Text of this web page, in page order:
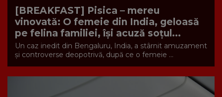
[BREAKFAST] Pisica – mereu
vinovată: O femeie din India, geloasă
pe felina familiei, își acuză soțul...
Un caz inedit din Bengaluru, India, a stârnit amuzament
și controverse deopotrivă, după ce o femeie ...